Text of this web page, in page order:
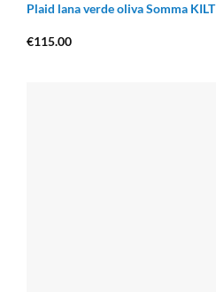
Plaid lana verde oliva Somma KILT
€115.00